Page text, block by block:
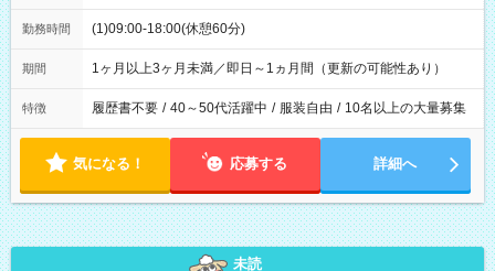
勤務時間 (1)09:00-18:00(休憩60分)
期間 1ヶ月以上3ヶ月未満／即日～1ヵ月間（更新の可能性あり）
特徴 履歴書不要 / 40～50代活躍中 / 服装自由 / 10名以上の大量募集
気になる！ 応募する 詳細へ
未読